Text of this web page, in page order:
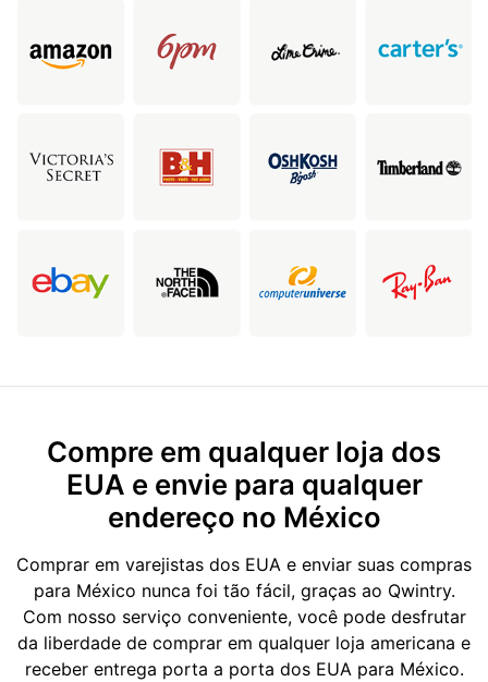
Compre em qualquer loja dos
EUA e envie para qualquer
endereço no México
Comprar em varejistas dos EUA e enviar suas compras
para México nunca foi tão fácil, graças ao Qwintry.
Com nosso serviço conveniente, você pode desfrutar
da liberdade de comprar em qualquer loja americana e
receber entrega porta a porta dos EUA para México.